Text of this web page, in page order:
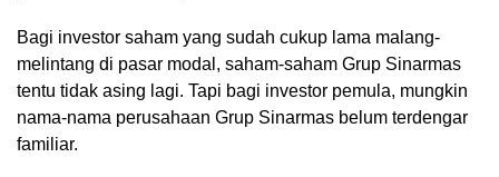
Bagi investor saham yang sudah cukup lama malang-
melintang di pasar modal, saham-saham Grup Sinarmas
tentu tidak asing lagi. Tapi bagi investor pemula, mungkin
nama-nama perusahaan Grup Sinarmas belum terdengar
familiar.